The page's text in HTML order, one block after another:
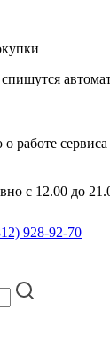
с 12.00 до
928-92-70